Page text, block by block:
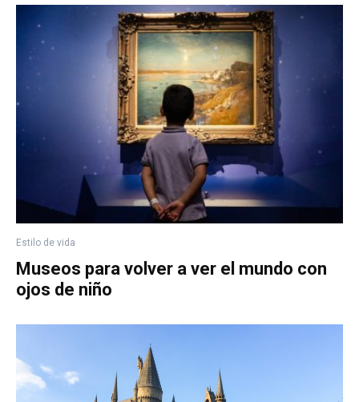
Estilo de vida
Museos para volver a ver el mundo con
ojos de niño